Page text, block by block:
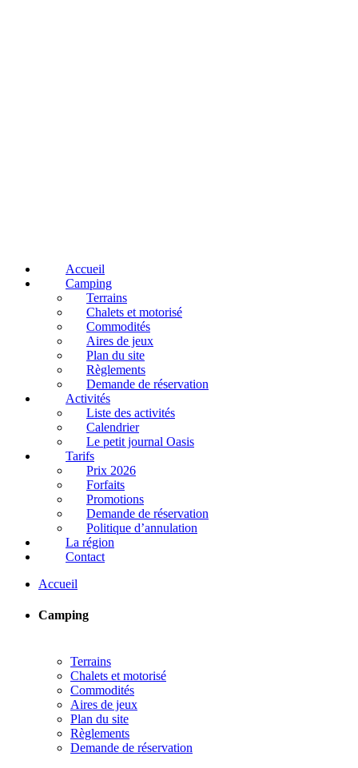
Accueil
Camping
Terrains
Chalets et motorisé
Commodités
Aires de jeux
Plan du site
Règlements
Demande de réservation
Activités
Liste des activités
Calendrier
Le petit journal Oasis
Tarifs
Prix 2026
Forfaits
Promotions
Demande de réservation
Politique d’annulation
La région
Contact
Accueil
Camping
Terrains
Chalets et motorisé
Commodités
Aires de jeux
Plan du site
Règlements
Demande de réservation